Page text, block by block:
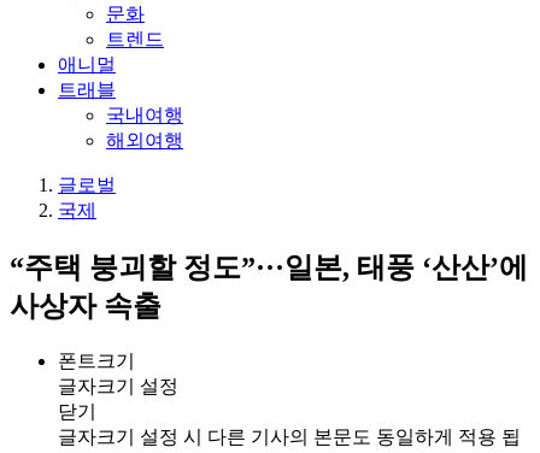
문화
트렌드
애니멀
트래블
국내여행
해외여행
글로벌
국제
“주택 붕괴할 정도”···일본, 태풍 ‘산산’에
사상자 속출
폰트크기
글자크기 설정
닫기
글자크기 설정 시 다른 기사의 본문도 동일하게 적용 됩